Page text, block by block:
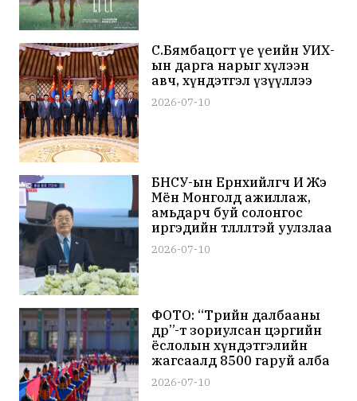
С.Бямбацогт үе үеийн УИХ-
ын дарга нарыг хүлээн
авч, хүндэтгэл үзүүллээ
2026-07-10
БНСУ-ын Ерөнхийлөгч И Жэ
Мён Монголд ажиллаж,
амьдарч буй солонгос
иргэдийн төлөөлөлтэй уулзлаа
2026-07-10
ФОТО: “Төрийн далбааны
өдөр”-т зориулсан цэргийн
ёслолын хүндэтгэлийн
жагсаалд 8500 гаруй алба
хаагч оролцлоо
2026-07-10